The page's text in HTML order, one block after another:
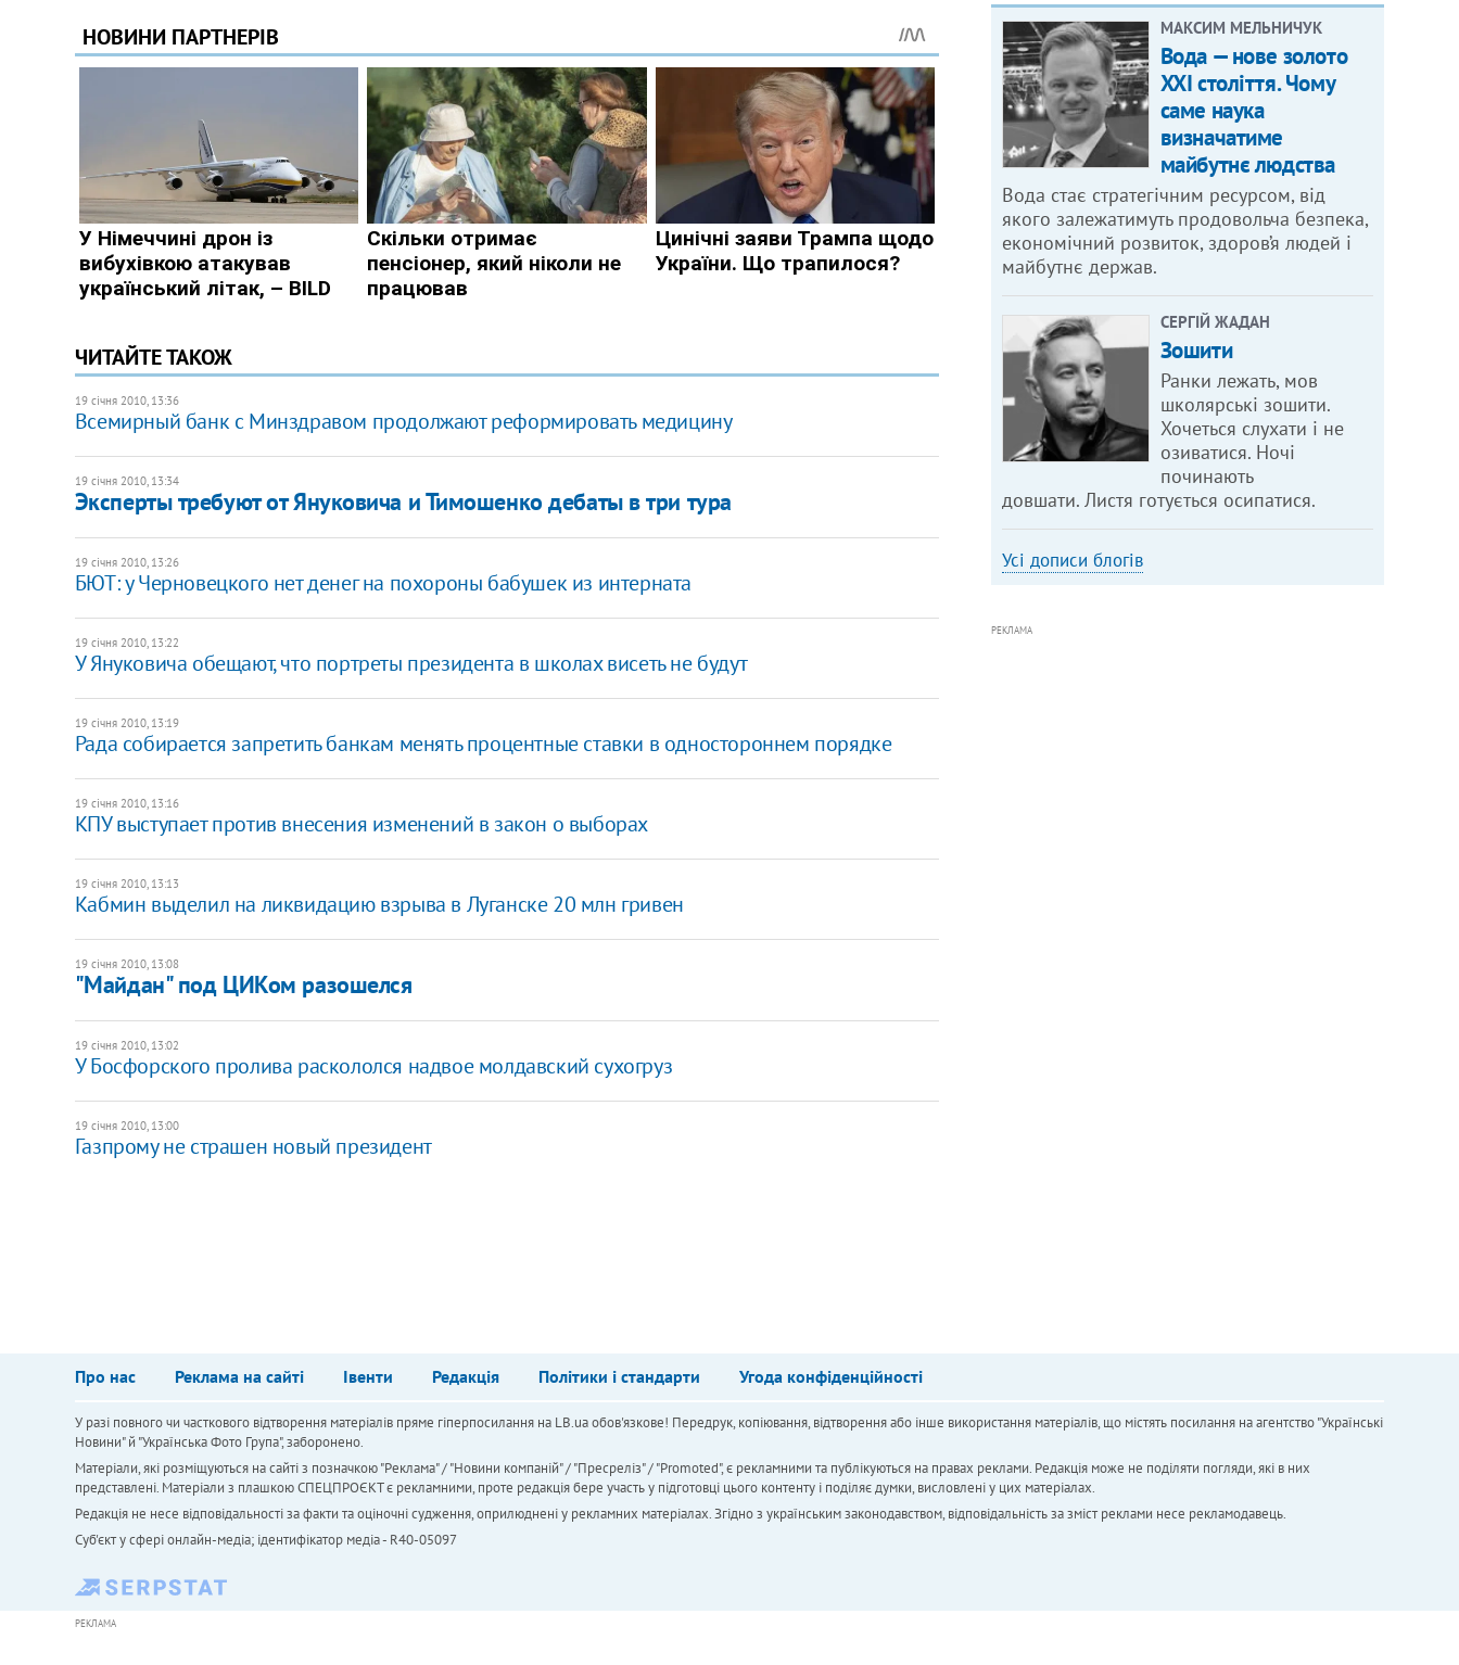
ЧИТАЙТЕ ТАКОЖ
19 січня 2010, 13:36
Всемирный банк с Минздравом продолжают реформировать медицину
19 січня 2010, 13:34
Эксперты требуют от Януковича и Тимошенко дебаты в три тура
19 січня 2010, 13:26
БЮТ: у Черновецкого нет денег на похороны бабушек из интерната
19 січня 2010, 13:22
У Януковича обещают, что портреты президента в школах висеть не будут
19 січня 2010, 13:19
Рада собирается запретить банкам менять процентные ставки в одностороннем порядке
19 січня 2010, 13:16
КПУ выступает против внесения изменений в закон о выборах
19 січня 2010, 13:13
Кабмин выделил на ликвидацию взрыва в Луганске 20 млн гривен
19 січня 2010, 13:08
"Майдан" под ЦИКом разошелся
19 січня 2010, 13:02
У Босфорского пролива раскололся надвое молдавский сухогруз
19 січня 2010, 13:00
Газпрому не страшен новый президент
МАКСИМ МЕЛЬНИЧУК
Вода — нове золото
XXI століття. Чому
саме наука
визначатиме
майбутнє людства
Вода стає стратегічним ресурсом, від
якого залежатимуть продовольча безпека,
економічний розвиток, здоров’я людей і
майбутнє держав.
СЕРГІЙ ЖАДАН
Зошити
Ранки лежать, мов
школярські зошити.
Хочеться слухати і не
озиватися. Ночі
починають
довшати. Листя готується осипатися.
Усі дописи блогів
РЕКЛАМА
Про нас Реклама на сайті Івенти Редакція Політики і стандарти Угода конфіденційності
У разі повного чи часткового відтворення матеріалів пряме гіперпосилання на LB.ua обов'язкове! Передрук, копіювання, відтворення або інше використання матеріалів, що містять посилання на агентство "Українськi
Новини" й "Українська Фото Група", заборонено.
Матеріали, які розміщуються на сайті з позначкою "Реклама" / "Новини компаній" / "Пресреліз" / "Promoted", є рекламними та публікуються на правах реклами. Редакція може не поділяти погляди, які в них
представлені. Матеріали з плашкою СПЕЦПРОЄКТ є рекламними, проте редакція бере участь у підготовці цього контенту і поділяє думки, висловлені у цих матеріалах.
Редакція не несе відповідальності за факти та оціночні судження, оприлюднені у рекламних матеріалах. Згідно з українським законодавством, відповідальність за зміст реклами несе рекламодавець.
Cуб'єкт у сфері онлайн-медіа; ідентифікатор медіа - R40-05097
РЕКЛАМА